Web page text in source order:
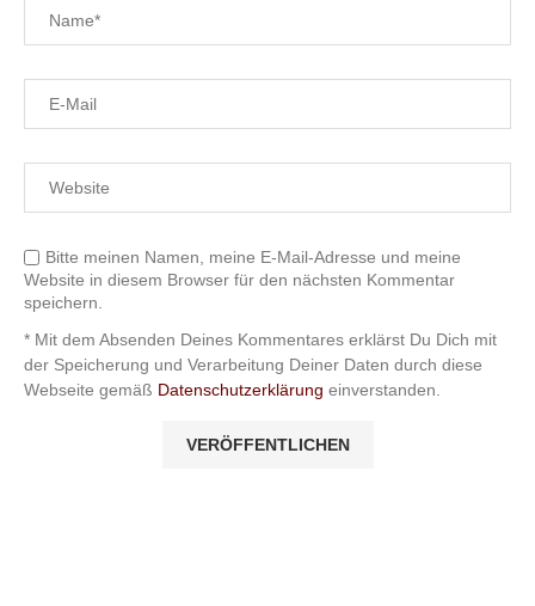
Bitte meinen Namen, meine E-Mail-Adresse und meine
Website in diesem Browser für den nächsten Kommentar
speichern.
* Mit dem Absenden Deines Kommentares erklärst Du Dich mit
der Speicherung und Verarbeitung Deiner Daten durch diese
Webseite gemäß Datenschutzerklärung einverstanden.